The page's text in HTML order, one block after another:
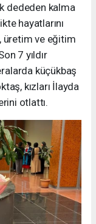
dededen kalma
hayatlarını
üretim ve eğitim
7 yıldır
küçükbaş
kızları İlayda
otlattı.